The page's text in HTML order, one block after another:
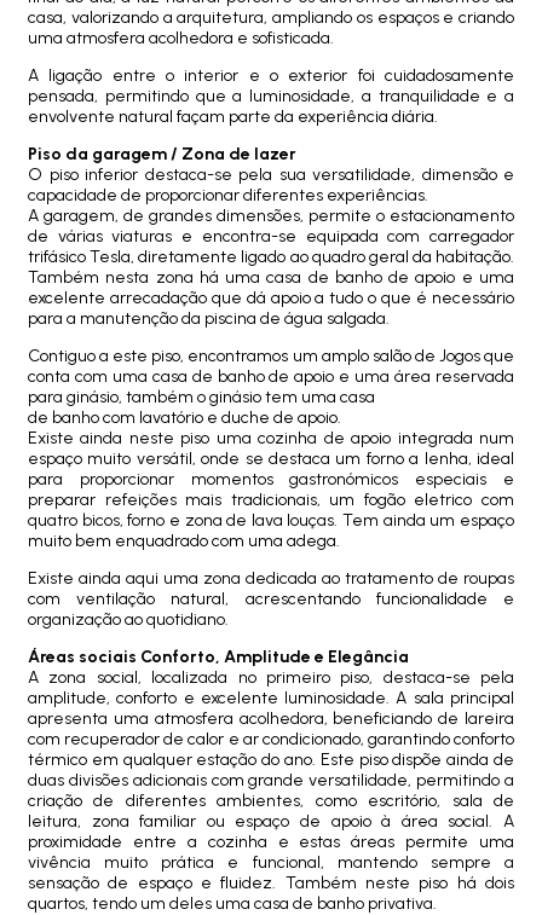
casa, valorizando a arquitetura, ampliando os espaços e criando
uma atmosfera acolhedora e sofisticada.
A ligação entre o interior e o exterior foi cuidadosamente
pensada, permitindo que a luminosidade, a tranquilidade e a
envolvente natural façam parte da experiência diária.
Piso da garagem / Zona de lazer
O piso inferior destaca-se pela sua versatilidade, dimensão e
capacidade de proporcionar diferentes experiências.
A garagem, de grandes dimensões, permite o estacionamento
de várias viaturas e encontra-se equipada com carregador
trifásico Tesla, diretamente ligado ao quadro geral da habitação.
Também nesta zona há uma casa de banho de apoio e uma
excelente arrecadação que dá apoio a tudo o que é necessário
para a manutenção da piscina de água salgada.
Contiguo a este piso, encontramos um amplo salão de Jogos que
conta com uma casa de banho de apoio e uma área reservada
para ginásio, também o ginásio tem uma casa
de banho com lavatório e duche de apoio.
Existe ainda neste piso uma cozinha de apoio integrada num
espaço muito versátil, onde se destaca um forno a lenha, ideal
para proporcionar momentos gastronómicos especiais e
preparar refeições mais tradicionais, um fogão eletrico com
quatro bicos, forno e zona de lava louças. Tem ainda um espaço
muito bem enquadrado com uma adega.
Existe ainda aqui uma zona dedicada ao tratamento de roupas
com ventilação natural, acrescentando funcionalidade e
organização ao quotidiano.
Áreas sociais Conforto, Amplitude e Elegância
A zona social, localizada no primeiro piso, destaca-se pela
amplitude, conforto e excelente luminosidade. A sala principal
apresenta uma atmosfera acolhedora, beneficiando de lareira
com recuperador de calor e ar condicionado, garantindo conforto
térmico em qualquer estação do ano. Este piso dispõe ainda de
duas divisões adicionais com grande versatilidade, permitindo a
criação de diferentes ambientes, como escritório, sala de
leitura, zona familiar ou espaço de apoio à área social. A
proximidade entre a cozinha e estas áreas permite uma
vivência muito prática e funcional, mantendo sempre a
sensação de espaço e fluidez. Também neste piso há dois
quartos, tendo um deles uma casa de banho privativa.